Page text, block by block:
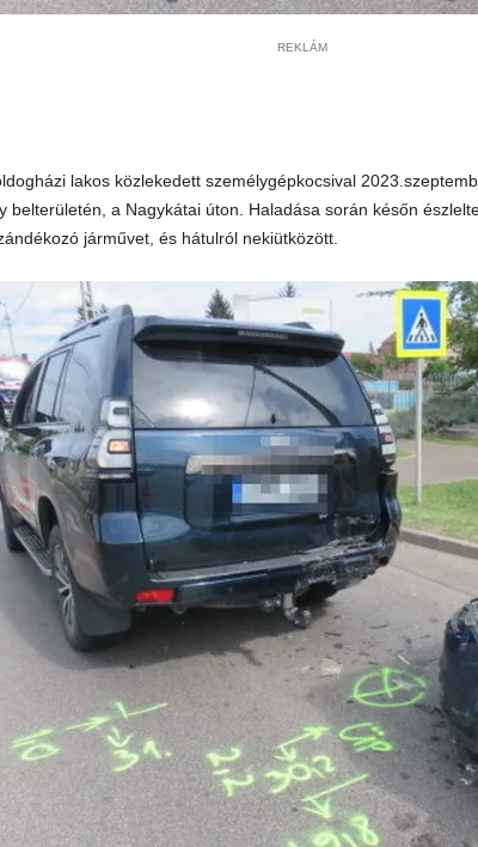
REKLÁM
lakos közlekedett személygépkocsival
belterületén, a Nagykátai úton. Haladása során későn
járművet, és hátulról nekiütközött.